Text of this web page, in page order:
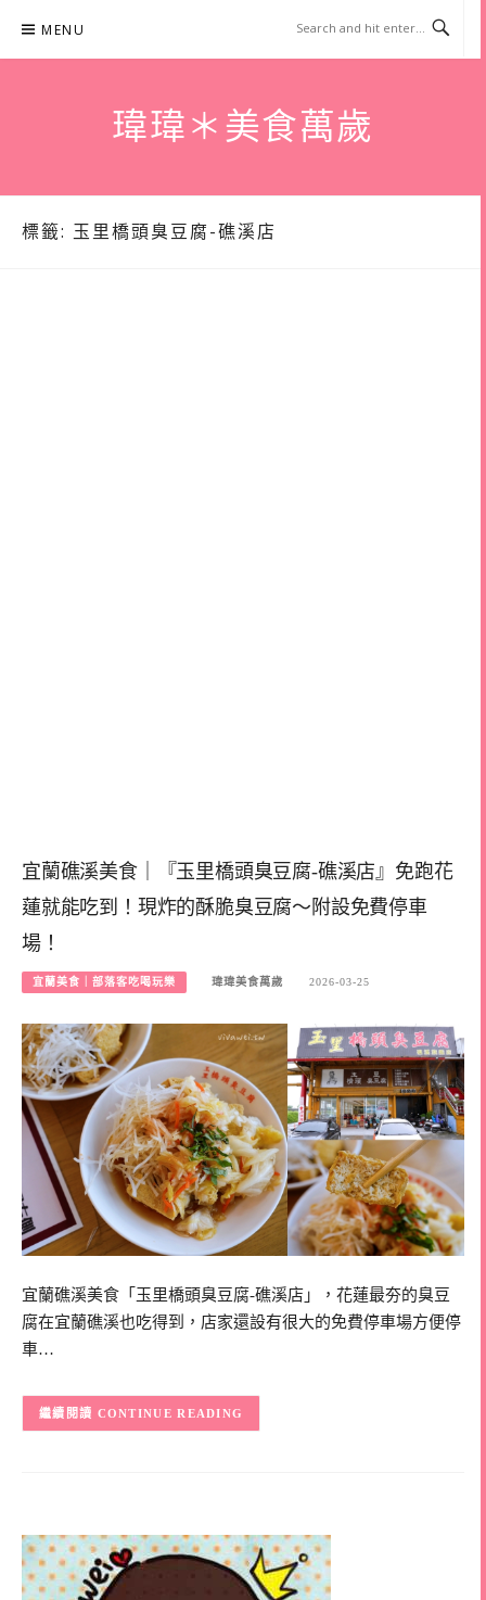
content
MENU
瑋瑋＊美食萬歲
標籤: 玉里橋頭臭豆腐-礁溪店
宜蘭礁溪美食｜『玉里橋頭臭豆腐-礁溪店』免跑花
蓮就能吃到！現炸的酥脆臭豆腐～附設免費停車
場！
宜蘭美食｜部落客吃喝玩樂 瑋瑋美食萬歲 2026-03-25
宜蘭礁溪美食「玉里橋頭臭豆腐-礁溪店」，花蓮最夯的臭豆
腐在宜蘭礁溪也吃得到，店家還設有很大的免費停車場方便停
車…
CONTINUE READING